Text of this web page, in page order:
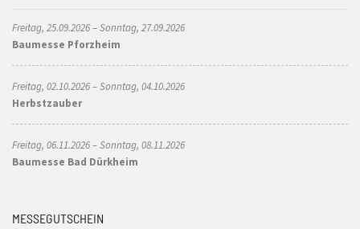
Freitag, 25.09.2026 – Sonntag, 27.09.2026
Baumesse Pforzheim
Freitag, 02.10.2026 – Sonntag, 04.10.2026
Herbstzauber
Freitag, 06.11.2026 – Sonntag, 08.11.2026
Baumesse Bad Dürkheim
MESSEGUTSCHEIN